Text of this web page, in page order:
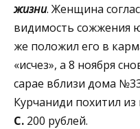
жизни. Женщина
видимость сожжения
же положил его в
«исчез», а 8 ноября
сарае вблизи дома
Курчаниди похитил
С. 200 рублей.